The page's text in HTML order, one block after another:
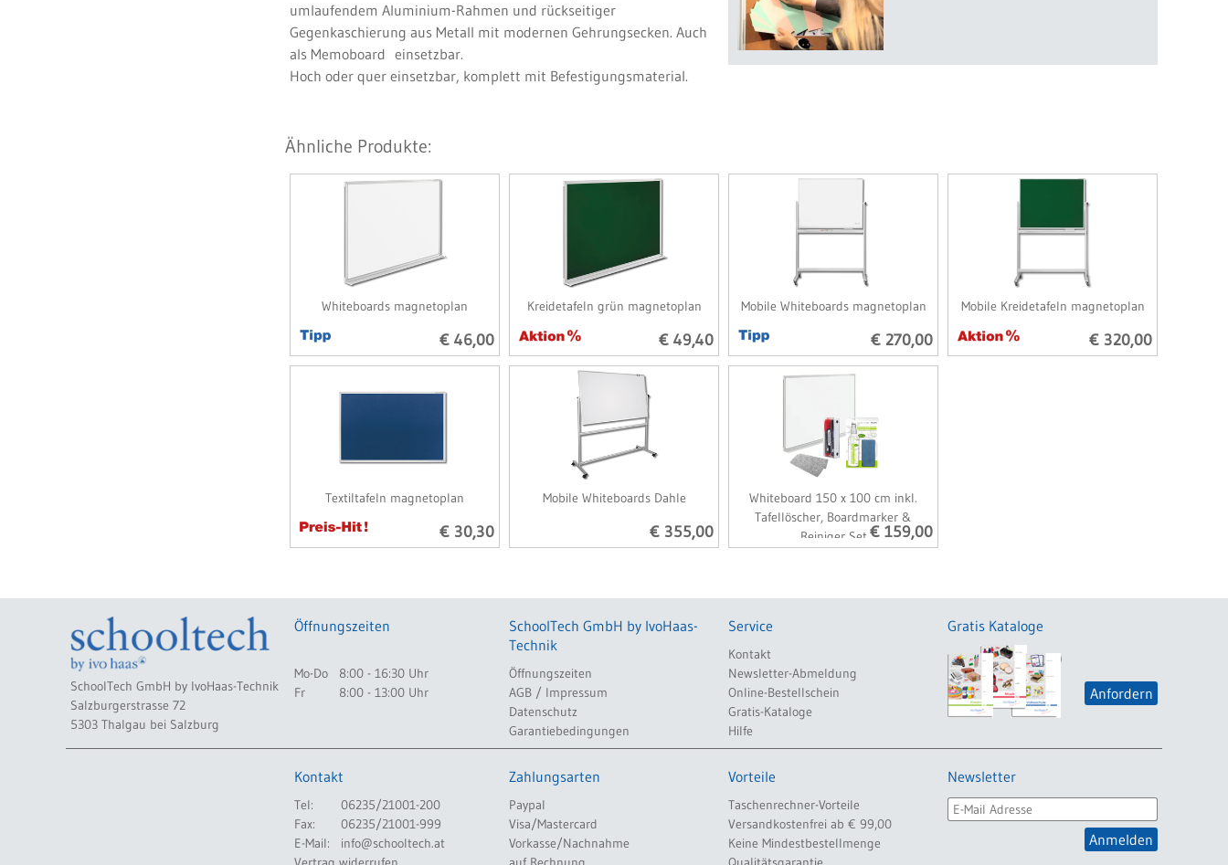
umlaufendem Aluminium-Rahmen und rückseitiger
Gegenkaschierung aus Metall mit modernen Gehrungsecken. Auch
als Memoboard einsetzbar.
Hoch oder quer einsetzbar, komplett mit Befestigungsmaterial.
Ähnliche Produkte:
Whiteboards magnetoplan
€ 46,00
Kreidetafeln grün magnetoplan
€ 49,40
Mobile Whiteboards magnetoplan
€ 270,00
Mobile Kreidetafeln magnetoplan
€ 320,00
Textiltafeln magnetoplan
€ 30,30
Mobile Whiteboards Dahle
€ 355,00
Whiteboard 150 x 100 cm inkl.
Tafellöscher, Boardmarker &
Reiniger Set€ 159,00
SchoolTech GmbH by IvoHaas-Technik
Salzburgerstrasse 72
5303 Thalgau bei Salzburg
Öffnungszeiten
Mo-Do
8:00 - 16:30 Uhr
Fr
8:00 - 13:00 Uhr
SchoolTech GmbH by IvoHaas-
Technik
Öffnungszeiten
AGB / Impressum
Datenschutz
Garantiebedingungen
Service
Kontakt
Newsletter-Abmeldung
Online-Bestellschein
Gratis-Kataloge
Hilfe
Gratis Kataloge
Anfordern
Kontakt
Tel:
06235/21001-200
Fax:
06235/21001-999
E-Mail:
info@schooltech.at
Zahlungsarten
Paypal
Visa/Mastercard
Vorkasse/Nachnahme
Vorteile
Taschenrechner-Vorteile
Versandkostenfrei ab € 99,00
Keine Mindestbestellmenge
Newsletter
Anmelden